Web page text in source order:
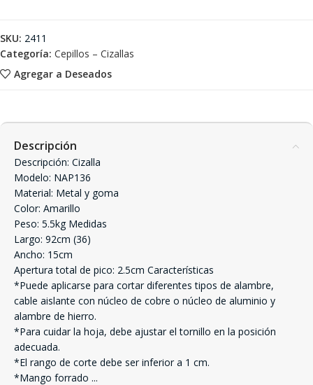
Agregar a Deseados
SKU: 2411
Categoría: Cepillos – Cizallas
Descripción
Descripción: Cizalla
Modelo: NAP136
Material: Metal y goma
Color: Amarillo
Peso: 5.5kg Medidas
Largo: 92cm (36)
Ancho: 15cm
Apertura total de pico: 2.5cm Características
*Puede aplicarse para cortar diferentes tipos de alambre,
cable aislante con núcleo de cobre o núcleo de aluminio y
alambre de hierro.
*Para cuidar la hoja, debe ajustar el tornillo en la posición
adecuada.
*El rango de corte debe ser inferior a 1 cm.
*Mango forrado ...